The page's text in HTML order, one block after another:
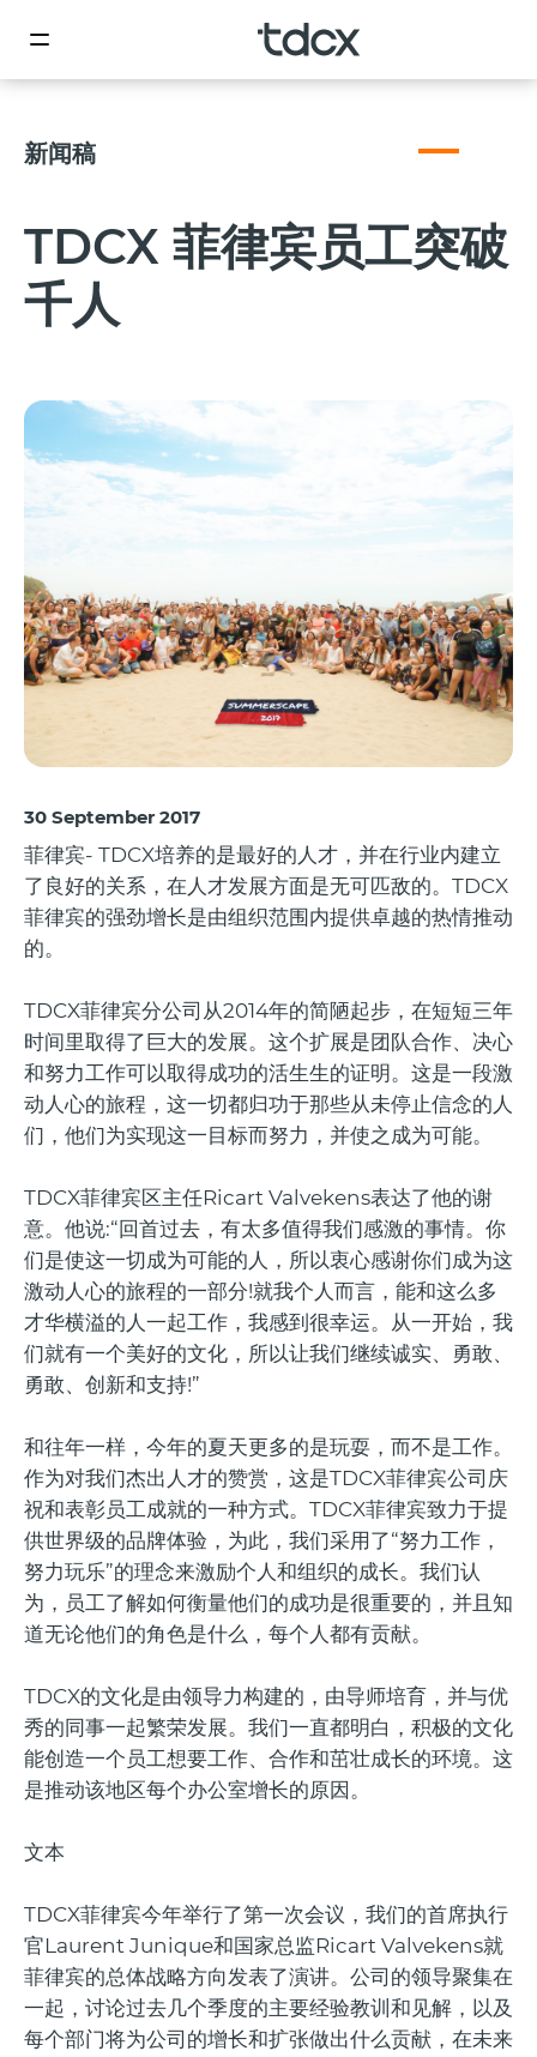
新闻稿
TDCX 菲律宾员工突破
千人
30 September 2017
菲律宾- TDCX培养的是最好的人才，并在行业内建立
了良好的关系，在人才发展方面是无可匹敌的。TDCX
菲律宾的强劲增长是由组织范围内提供卓越的热情推动
的。
TDCX菲律宾分公司从2014年的简陋起步，在短短三年
时间里取得了巨大的发展。这个扩展是团队合作、决心
和努力工作可以取得成功的活生生的证明。这是一段激
动人心的旅程，这一切都归功于那些从未停止信念的人
们，他们为实现这一目标而努力，并使之成为可能。
TDCX菲律宾区主任Ricart Valvekens表达了他的谢
意。他说:“回首过去，有太多值得我们感激的事情。你
们是使这一切成为可能的人，所以衷心感谢你们成为这
激动人心的旅程的一部分!就我个人而言，能和这么多
才华横溢的人一起工作，我感到很幸运。从一开始，我
们就有一个美好的文化，所以让我们继续诚实、勇敢、
勇敢、创新和支持!”
和往年一样，今年的夏天更多的是玩耍，而不是工作。
作为对我们杰出人才的赞赏，这是TDCX菲律宾公司庆
祝和表彰员工成就的一种方式。TDCX菲律宾致力于提
供世界级的品牌体验，为此，我们采用了“努力工作，
努力玩乐”的理念来激励个人和组织的成长。我们认
为，员工了解如何衡量他们的成功是很重要的，并且知
道无论他们的角色是什么，每个人都有贡献。
TDCX的文化是由领导力构建的，由导师培育，并与优
秀的同事一起繁荣发展。我们一直都明白，积极的文化
能创造一个员工想要工作、合作和茁壮成长的环境。这
是推动该地区每个办公室增长的原因。
文本
TDCX菲律宾今年举行了第一次会议，我们的首席执行
官Laurent Junique和国家总监Ricart Valvekens就
菲律宾的总体战略方向发表了演讲。公司的领导聚集在
一起，讨论过去几个季度的主要经验教训和见解，以及
每个部门将为公司的增长和扩张做出什么贡献，在未来